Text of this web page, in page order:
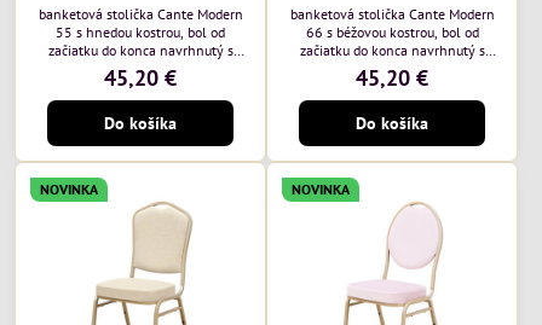
banketová stolička Cante Modern
55 s hnedou kostrou, bol od
začiatku do konca navrhnutý s
ohľadom na elegantné a
sofistikované priestory pre
pohostinstvá. Má hnedý rám a
medovo tónované čalúnenie Moss
48 od poľskej značky Davis –
medový odtieň s mäkkým
povrchom - je ideálna do svetlých
priestorov. Stolička kombinuje
klasický dizajn s modernou
funkčnosťou. Je odolná, pohodlná a
pripravená na...
45,20 €
Do košíka
banketová stolička Cante Modern
66 s béžovou kostrou, bol od
začiatku do konca navrhnutý s
ohľadom na elegantné a
sofistikované priestory pre
pohostinstvá. Má béžový rám a
čalúnenie Soro 02 od poľskej
značky Davis – béžová farba s
mäkkým povrchom je ideálna do
svetlých priestorov. Stolička
kombinuje klasický dizajn s
modernou funkčnosťou. Je odolná,
pohodlná a pripravená na
každodenné použitie...
45,20 €
Do košíka
NOVINKA NOVINKA